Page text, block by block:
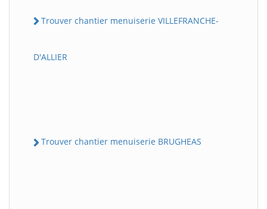
Trouver chantier menuiserie VILLEFRANCHE-
D'ALLIER
Trouver chantier menuiserie BRUGHEAS